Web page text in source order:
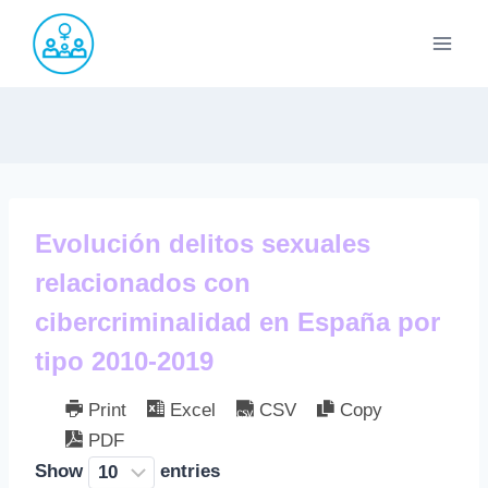
Saltar
contenido
Evolución delitos sexuales
relacionados con
cibercriminalidad en España por
tipo 2010-2019
Print Excel CSV
Copy
PDF
Show
entries